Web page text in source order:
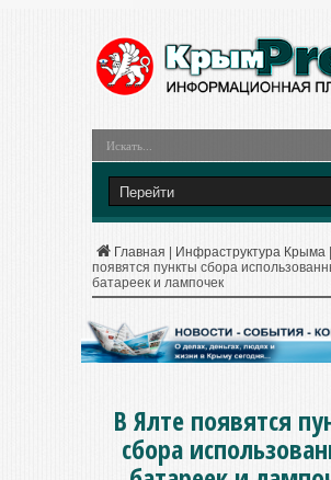
Главная Инфраструктура Крыма
появятся пункты сбора
батареек и лампочек
В Ялте появятся
сбора